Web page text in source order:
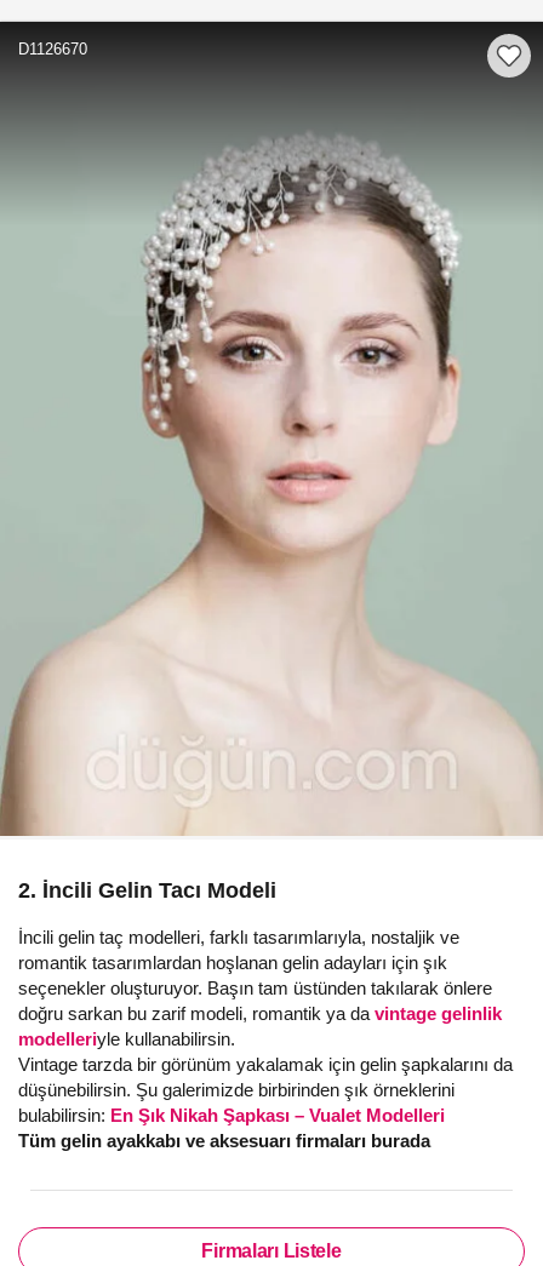
D1126670
2. İncili Gelin Tacı Modeli
İncili gelin taç modelleri, farklı tasarımlarıyla, nostaljik ve
romantik tasarımlardan hoşlanan gelin adayları için şık
seçenekler oluşturuyor. Başın tam üstünden takılarak önlere
doğru sarkan bu zarif modeli, romantik ya da vintage gelinlik
modelleriyle kullanabilirsin.
Vintage tarzda bir görünüm yakalamak için gelin şapkalarını da
düşünebilirsin. Şu galerimizde birbirinden şık örneklerini
bulabilirsin: En Şık Nikah Şapkası – Vualet Modelleri
Tüm gelin ayakkabı ve aksesuarı firmaları burada
Firmaları Listele